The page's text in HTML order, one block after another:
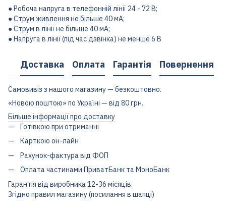
● Робоча напруга в телефонній лінії 24 - 72 В;
● Струм живлення не більше 40 мА;
● Струм в лінії не більше 40 мА;
● Напруга в лінії (під час дзвінка) не менше 6 В
Доставка Оплата Гарантія Повернення
Самовивіз з нашого магазину — безкоштовно.
«Новою поштою» по Україні — від 80 грн.
Більше інформації про доставку
Готівкою при отриманні
Карткою он-лайн
Рахунок-фактура від ФОП
Оплата частинами ПриватБанк та МоноБанк
Гарантія від виробника 12-36 місяців.
Згідно правил магазину (посилання в шапці)